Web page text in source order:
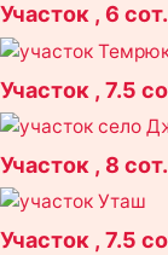
Участок , 6
Участок , 7.5
Участок , 8
Участок , 7.5